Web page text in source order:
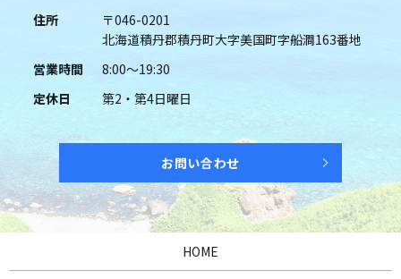
住所
〒046-0201
北海道積丹郡積丹町大字美国町字船澗163番地
営業時間
8:00～19:30
定休日
第2・第4日曜日
お問い合わせ
HOME